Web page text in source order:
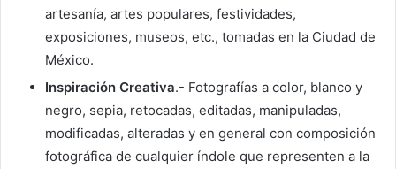
artesanía, artes populares, festividades,
exposiciones, museos, etc., tomadas en la Ciudad de
México.
Inspiración Creativa.- Fotografías a color, blanco y
negro, sepia, retocadas, editadas, manipuladas,
modificadas, alteradas y en general con composición
fotográfica de cualquier índole que representen a la